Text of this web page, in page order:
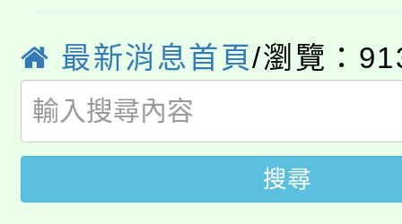
生本土語及新住民語歌
公告本校115學年度第
代理(課)教師甄選結果(
公告本校115學年度第
代理(課)教師甄選結果(
轉知中國文化大學推廣
《TA101》溝通分析基
轉知苗栗縣政府辦理
最新消息首頁/瀏覽：
搜尋